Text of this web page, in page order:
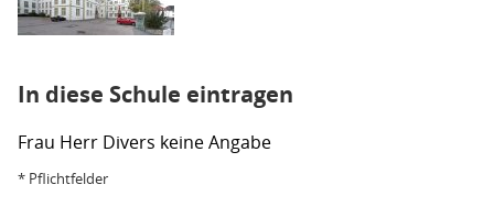
In diese Schule eintragen
Frau Herr Divers keine Angabe
* Pflichtfelder